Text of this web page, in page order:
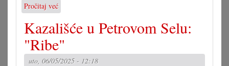
Pročitaj već
50
ljet
tambure
u
Koljnofu
Kazališće u Petrovom Selu:
"Ribe"
uto, 06/05/2025 - 12:18